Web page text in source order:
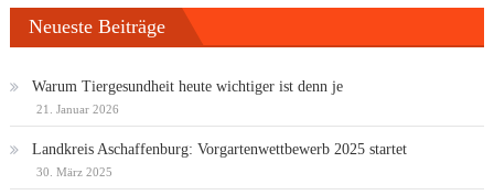
Neueste Beiträge
Warum Tiergesundheit heute wichtiger ist denn je
21. Januar 2026
Landkreis Aschaffenburg: Vorgartenwettbewerb 2025 startet
30. März 2025